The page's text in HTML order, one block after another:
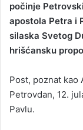
počinje
apostola Petra i
silaska Svetog
hrišćansku
Post, poznat kao
Petrovdan, 12.
Pavlu.